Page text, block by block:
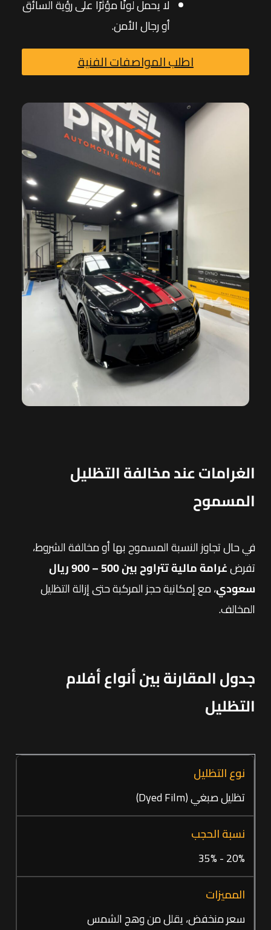
لا يحمل لونًا مؤثرًا على رؤية السائق
أو رجال الأمن.
اطلب المواصفات الفنية
الغرامات عند مخالفة التظليل
المسموح
في حال تجاوز النسبة المسموح بها أو مخالفة الشروط،
تفرض
غرامة مالية تتراوح بين 500 – 900 ريال
سعودي، مع إمكانية حجز المركبة حتى إزالة التظليل
المخالف.
جدول المقارنة بين أنواع أفلام
التظليل
تظليل صبغي (Dyed Film)
20% - 35%
سعر منخفض، يقلل من وهج الشمس